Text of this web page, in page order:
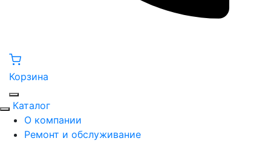
Корзина
Каталог
О компании
Ремонт и обслуживание